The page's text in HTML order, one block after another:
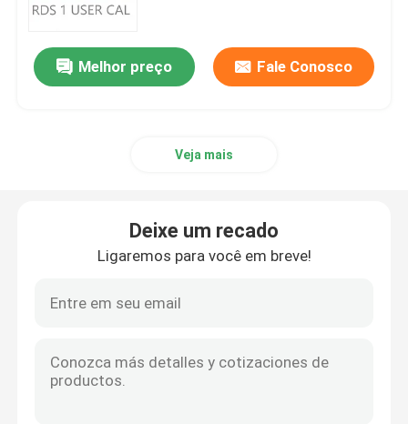
Sinal de adição profissional do escritório 2019
Windows 11 profissional
Windows Server 2025
Melhor preço Fale Conosco
Veja mais
Deixe um recado
Ligaremos para você em breve!